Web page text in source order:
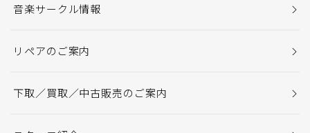
音楽サークル情報
リペアのご案内
下取／買取／中古販売のご案内